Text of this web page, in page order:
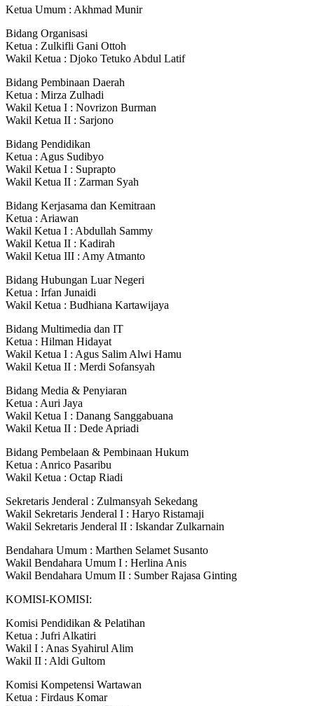
Ketua Umum : Akhmad Munir
Bidang Organisasi
Ketua : Zulkifli Gani Ottoh
Wakil Ketua : Djoko Tetuko Abdul Latif
Bidang Pembinaan Daerah
Ketua : Mirza Zulhadi
Wakil Ketua I : Novrizon Burman
Wakil Ketua II : Sarjono
Bidang Pendidikan
Ketua : Agus Sudibyo
Wakil Ketua I : Suprapto
Wakil Ketua II : Zarman Syah
Bidang Kerjasama dan Kemitraan
Ketua : Ariawan
Wakil Ketua I : Abdullah Sammy
Wakil Ketua II : Kadirah
Wakil Ketua III : Amy Atmanto
Bidang Hubungan Luar Negeri
Ketua : Irfan Junaidi
Wakil Ketua : Budhiana Kartawijaya
Bidang Multimedia dan IT
Ketua : Hilman Hidayat
Wakil Ketua I : Agus Salim Alwi Hamu
Wakil Ketua II : Merdi Sofansyah
Bidang Media & Penyiaran
Ketua : Auri Jaya
Wakil Ketua I : Danang Sanggabuana
Wakil Ketua II : Dede Apriadi
Bidang Pembelaan & Pembinaan Hukum
Ketua : Anrico Pasaribu
Wakil Ketua : Octap Riadi
Sekretaris Jenderal : Zulmansyah Sekedang
Wakil Sekretaris Jenderal I : Haryo Ristamaji
Wakil Sekretaris Jenderal II : Iskandar Zulkarnain
Bendahara Umum : Marthen Selamet Susanto
Wakil Bendahara Umum I : Herlina Anis
Wakil Bendahara Umum II : Sumber Rajasa Ginting
KOMISI-KOMISI:
Komisi Pendidikan & Pelatihan
Ketua : Jufri Alkatiri
Wakil I : Anas Syahirul Alim
Wakil II : Aldi Gultom
Komisi Kompetensi Wartawan
Ketua : Firdaus Komar